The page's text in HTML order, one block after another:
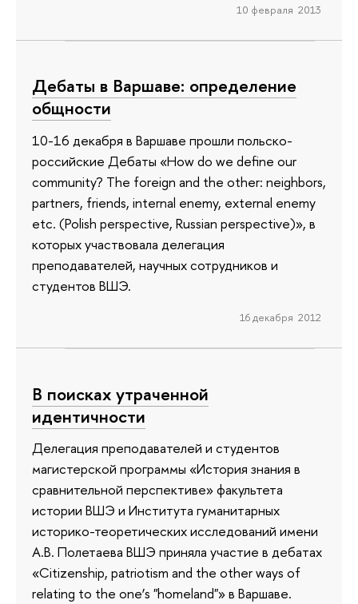
10 февраля 2013
Дебаты в Варшаве: определение
общности
10-16 декабря в Варшаве прошли польско-
российские Дебаты «How do we define our
community? The foreign and the other: neighbors,
partners, friends, internal enemy, external enemy
etc. (Polish perspective, Russian perspective)», в
которых участвовала делегация
преподавателей, научных сотрудников и
студентов ВШЭ.
16 декабря 2012
В поисках утраченной
идентичности
Делегация преподавателей и студентов
магистерской программы «История знания в
сравнительной перспективе» факультета
истории ВШЭ и Института гуманитарных
историко-теоретических исследований имени
А.В. Полетаева ВШЭ приняла участие в дебатах
«Citizenship, patriotism and the other ways of
relating to the one’s "homeland"» в Варшаве.